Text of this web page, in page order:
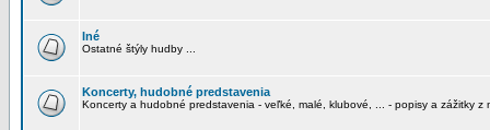
Iné
Ostatné štýly hudby ...
Koncerty, hudobné predstavenia
Koncerty a hudobné predstavenia - veľké, malé, klubové, ... - popisy a zážitky z